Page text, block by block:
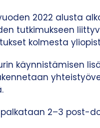
2022 alusta
tutkimukseen
kolmesta
käynnistämisen
palkataan 2–3 post-